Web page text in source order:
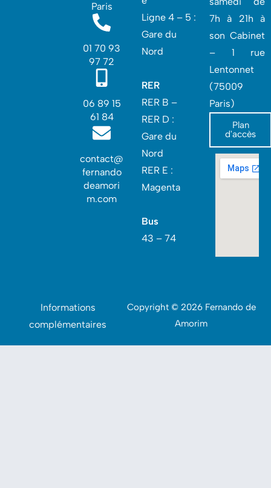
Paris
01 70 93
97 72
06 89 15
61 84
contact@
fernando
deamori
m.com
Ligne 4 – 5 :
Gare du
Nord
RER
RER B –
RER D :
Gare du
Nord‎
RER E :
Magenta
Bus
43 – 74
7h à 21h à
son Cabinet
– 1 rue
Lentonnet
(75009
Paris)
Plan
d'accès
Informations
complémentaires
Copyright © 2026 Fernando de
Amorim